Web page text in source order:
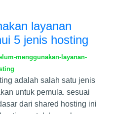
layanan
5 jenis hosting
menggunakan-layanan-
adalah salah satu jenis
untuk pemula. sesuai
dari shared hosting ini